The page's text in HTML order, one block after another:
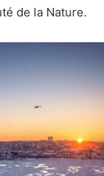
de la Nature.